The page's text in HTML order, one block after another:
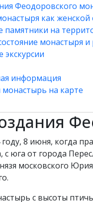
Феодоровского
как женской
памятники на
монастыря
экскурсии
информация
на карте
8 июня, когда
с юга от города
московского